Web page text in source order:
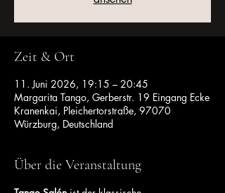
Zeit & Ort
11. Juni 2026, 19:15 – 20:45
Margarita Tango, Gerberstr. 19 Eingang Ecke
Kranenkai, Pleichertorstraße, 97070
Würzburg, Deutschland
Über die Veranstaltung